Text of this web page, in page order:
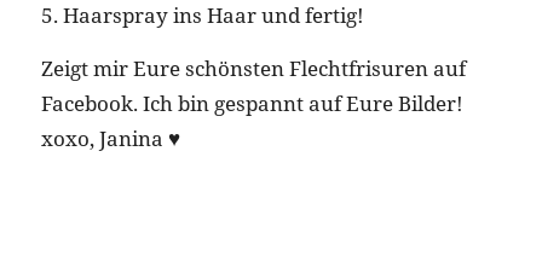
5. Haarspray ins Haar und fertig!
Zeigt mir Eure schönsten Flechtfrisuren auf
Facebook. Ich bin gespannt auf Eure Bilder!
xoxo, Janina ♥︎